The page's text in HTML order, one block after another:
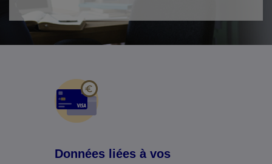
Données liées à vos